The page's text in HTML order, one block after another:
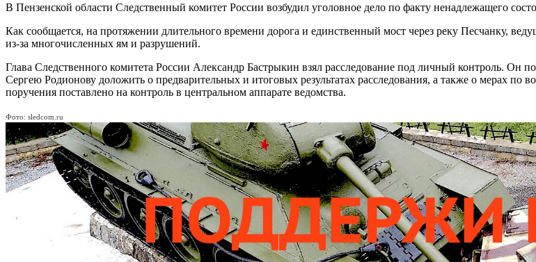
В Пензенской области Следственный комитет России возбудил уголовное дело по факту ненадлежащего
Как сообщается, на протяжении длительного времени дорога и единственный мост через реку Песчанку,
из-за многочисленных ям и разрушений.
Глава Следственного комитета России Александр Бастрыкин взял расследование под личный контроль.
Сергею Родионову доложить о предварительных и итоговых результатах расследования, а также о мерах
поручения поставлено на контроль в центральном аппарате ведомства.
Фото: sledcom.ru